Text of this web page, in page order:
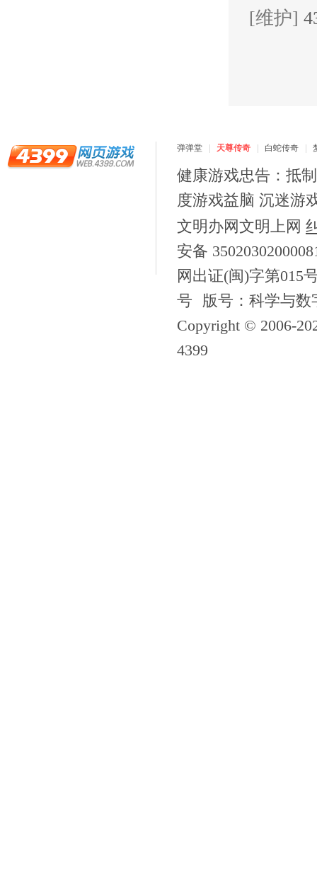
[维护]
弹弹堂 天尊传奇 白蛇传奇
健康游戏忠告：抵
度游戏益脑 沉迷游
文明办网文明上网
安备
网出证(闽)字第015
号
版号：科学与数
Copyright © 2006-
4399